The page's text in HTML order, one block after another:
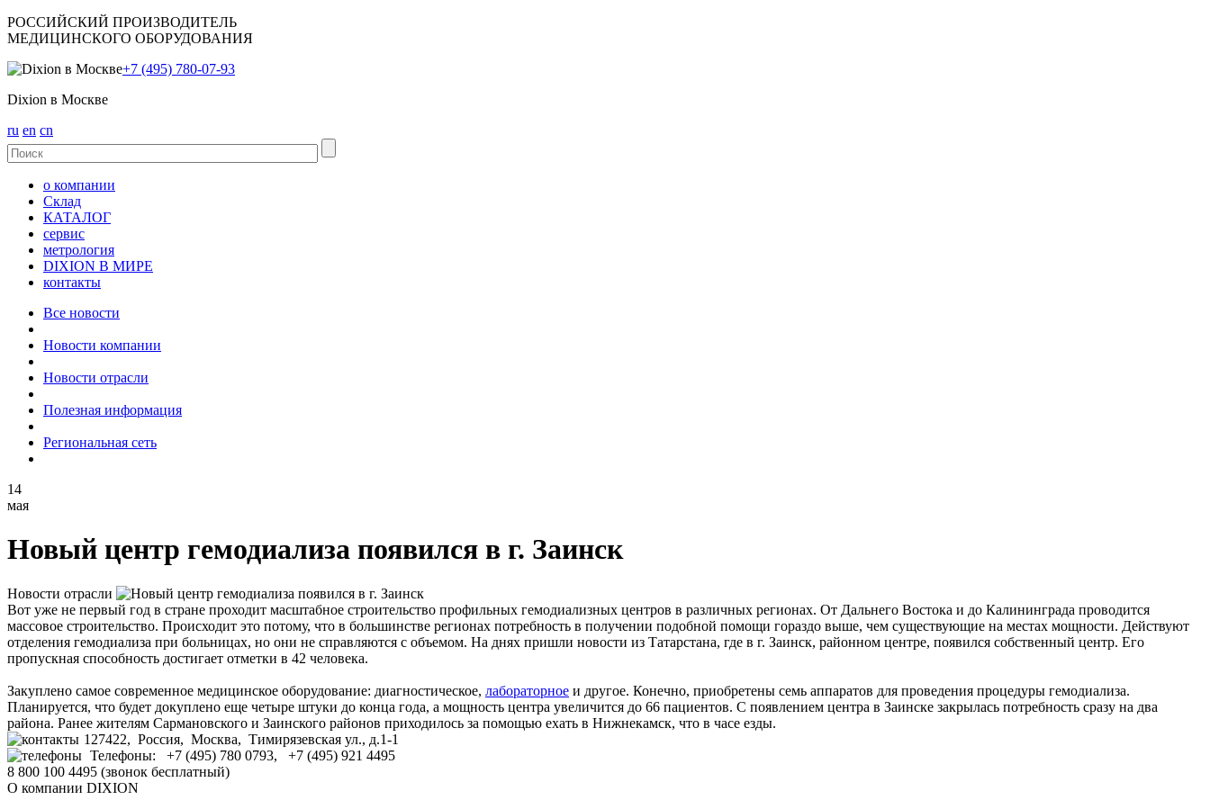
РОССИЙСКИЙ ПРОИЗВОДИТЕЛЬ
МЕДИЦИНСКОГО ОБОРУДОВАНИЯ
+7 (495) 780-07-93
Dixion в Москве
ru en cn
о компании
Склад
КАТАЛОГ
сервис
метрология
DIXION В МИРЕ
контакты
Все новости
Новости компании
Новости отрасли
Полезная информация
Региональная сеть
14
мая
Новый центр гемодиализа появился в г. Заинск
Новости отрасли
Вот уже не первый год в стране проходит масштабное строительство профильных гемодиализных центров в различных регионах. От Дальнего Востока и до Калининграда проводится
массовое строительство. Происходит это потому, что в большинстве регионах потребность в получении подобной помощи гораздо выше, чем существующие на местах мощности. Действуют
отделения гемодиализа при больницах, но они не справляются с объемом. На днях пришли новости из Татарстана, где в г. Заинск, районном центре, появился собственный центр. Его
пропускная способность достигает отметки в 42 человека.
Закуплено самое современное медицинское оборудование: диагностическое, лабораторное и другое. Конечно, приобретены семь аппаратов для проведения процедуры гемодиализа.
Планируется, что будет докуплено еще четыре штуки до конца года, а мощность центра увеличится до 66 пациентов. С появлением центра в Заинске закрылась потребность сразу на два
района. Ранее жителям Сармановского и Заинского районов приходилось за помощью ехать в Нижнекамск, что в часе езды.
127422, Россия, Москва, Тимирязевская ул., д.1-1
Телефоны: +7 (495) 780 0793, +7 (495) 921 4495
8 800 100 4495 (звонок бесплатный)
О компании DIXION